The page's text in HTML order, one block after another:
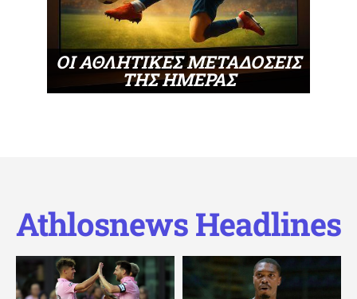
ΟΙ ΑΘΛΗΤΙΚΕΣ ΜΕΤΑΔΟΣΕΙΣ
ΤΗΣ ΗΜΕΡΑΣ
Athlosnews Headlines